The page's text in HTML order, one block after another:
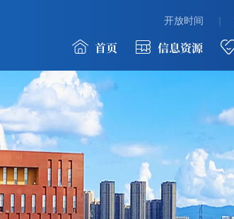
开放时间
首页 信息资源